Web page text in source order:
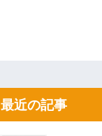
最近の記事